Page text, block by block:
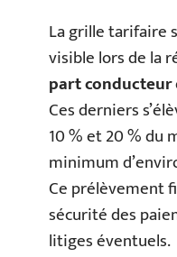
La grille tarifaire
visible lors de la
part conducteur
Ces derniers
10 % et 20 % du
minimum
Ce prélèvement
sécurité des
litiges éventuels.